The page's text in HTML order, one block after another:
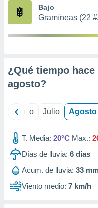
publicidad
1199
Bajo
Gramíneas (22
¿Qué tiempo hace
agosto?
Junio Julio Agosto
T. Media: 20°C Max.:
Días de lluvia: 6 días
Acum. de lluvia: 33 mm
Viento medio: 7 km/h